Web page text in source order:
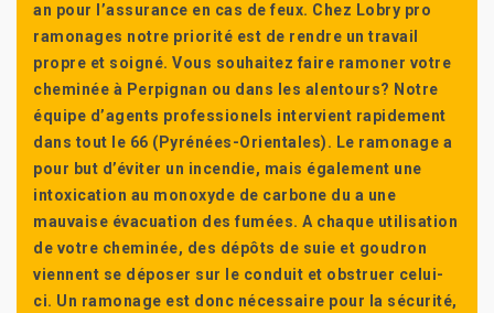
an pour l’assurance en cas de feux. Chez Lobry pro
ramonages notre priorité est de rendre un travail
propre et soigné. Vous souhaitez faire ramoner votre
cheminée à Perpignan ou dans les alentours? Notre
équipe d’agents professionels intervient rapidement
dans tout le 66 (Pyrénées-Orientales). Le ramonage a
pour but d’éviter un incendie, mais également une
intoxication au monoxyde de carbone du a une
mauvaise évacuation des fumées. A chaque utilisation
de votre cheminée, des dépôts de suie et goudron
viennent se déposer sur le conduit et obstruer celui-
ci. Un ramonage est donc nécessaire pour la sécurité,